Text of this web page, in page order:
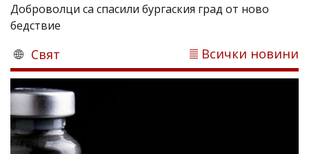
Доброволци са спасили бургаския град от ново
бедствие
Свят Всички новини